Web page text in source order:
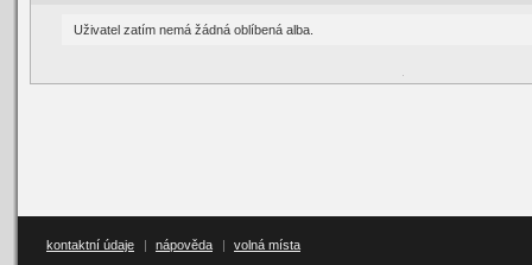
Uživatel zatím nemá žádná oblíbená alba.
kontaktní údaje | nápověda | volná místa